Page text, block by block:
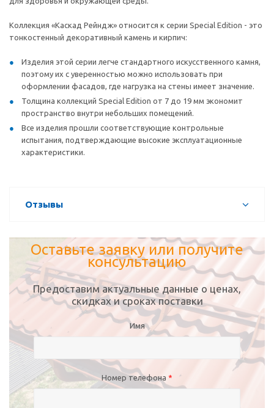
Коллекция «Каскад Рейндж» относится к серии Special Edition - это
тонкостенный декоративный камень и кирпич:
Изделия этой серии легче стандартного искусственного камня,
поэтому их с уверенностью можно использовать при
оформлении фасадов, где нагрузка на стены имеет значение.
Толщина коллекций Special Edition от 7 до 19 мм экономит
пространство внутри небольших помещений.
Все изделия прошли соответствующие контрольные
испытания, подтверждающие высокие эксплуатационные
характеристики.
Отзывы
Оставьте заявку или получите
консультацию
Предоставим актуальные данные о ценах,
скидках и сроках поставки
Имя
Номер телефона *